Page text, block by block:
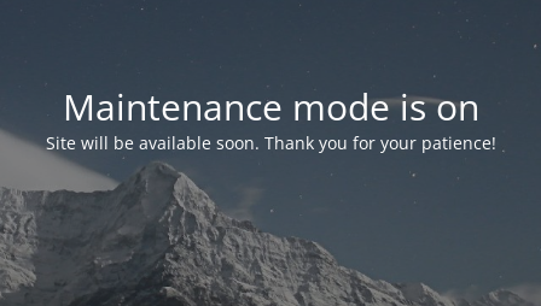
Maintenance mode is on
Site will be available soon. Thank you for your patience!